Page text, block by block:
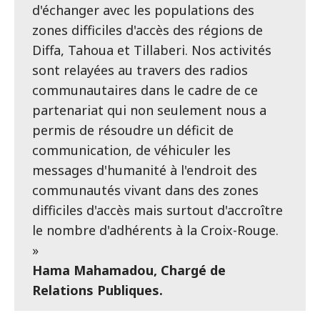
d'échanger avec les populations des
zones difficiles d'accès des régions de
Diffa, Tahoua et Tillaberi. Nos activités
sont relayées au travers des radios
communautaires dans le cadre de ce
partenariat qui non seulement nous a
permis de résoudre un déficit de
communication, de véhiculer les
messages d'humanité à l'endroit des
communautés vivant dans des zones
difficiles d'accès mais surtout d'accroître
le nombre d'adhérents à la Croix-Rouge.
»
Hama Mahamadou, Chargé de
Relations Publiques.